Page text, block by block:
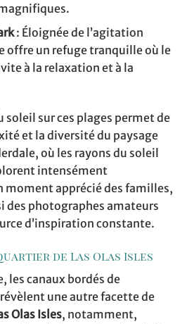
: Éloignée de l’agitation
offre un refuge tranquille où le
à la relaxation et à la
soleil sur ces plages permet de
et la diversité du paysage
où les rayons du soleil
intensément
moment apprécié des familles,
des photographes amateurs
d’inspiration constante.
de Las Olas Isles
canaux bordés de
une autre facette de
Olas Isles, notamment,